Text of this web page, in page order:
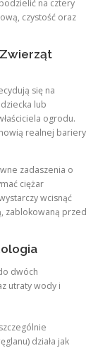
na cztery
czystość oraz
się na
lub
ogrodu.
realnej bariery
zadaszenia o
ciężar
wcisnąć
zablokowaną przed
dwóch
utraty wody i
działa jak